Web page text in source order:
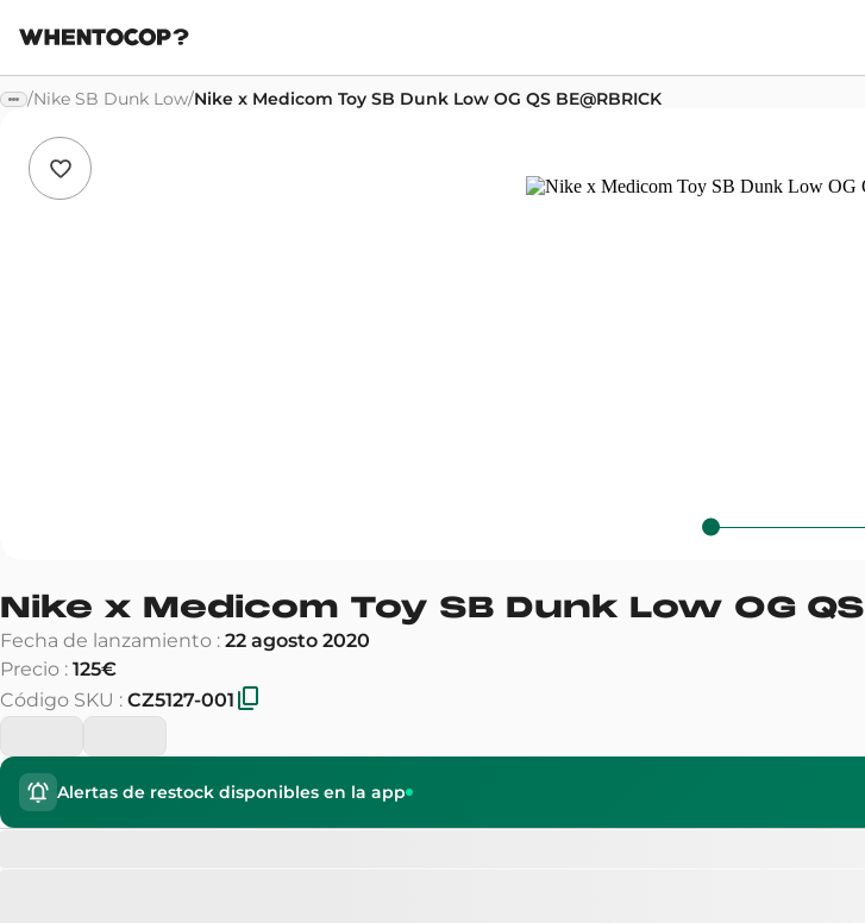
/Nike SB Dunk Low/Nike x Medicom Toy SB Dunk Low OG QS BE@RBRICK
Nike x Medicom Toy SB Dunk Low OG QS
Fecha de lanzamiento : 22 agosto 2020
Precio : 125€
Código SKU : CZ5127-001
Alertas de restock disponibles en la app